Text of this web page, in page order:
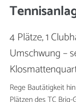
4 Plätze, 1
Umschwung –
Rege Bautätigkeit